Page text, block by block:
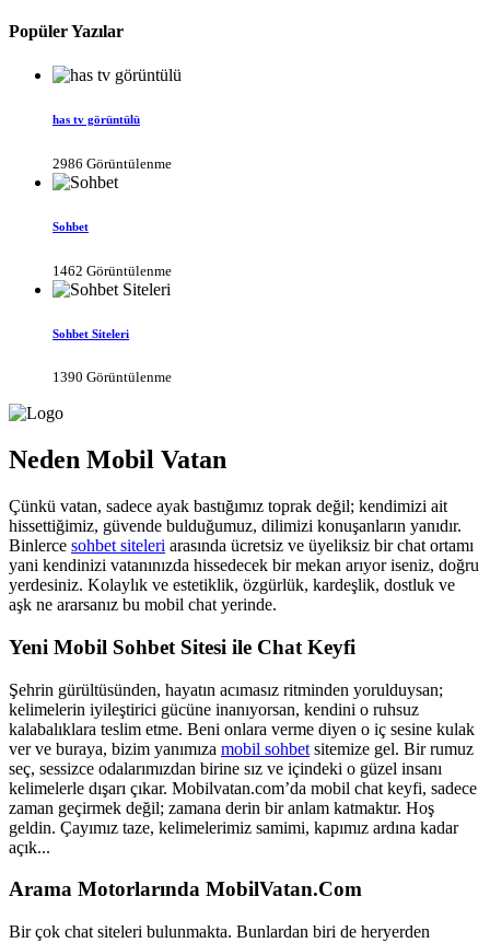
Popüler Yazılar
has tv görüntülü
2986 Görüntülenme
Sohbet
1462 Görüntülenme
Sohbet Siteleri
1390 Görüntülenme
Neden Mobil Vatan
Çünkü vatan, sadece ayak bastığımız toprak değil; kendimizi ait
hissettiğimiz, güvende bulduğumuz, dilimizi konuşanların yanıdır.
Binlerce sohbet siteleri arasında ücretsiz ve üyeliksiz bir chat ortamı
yani kendinizi vatanınızda hissedecek bir mekan arıyor iseniz, doğru
yerdesiniz. Kolaylık ve estetiklik, özgürlük, kardeşlik, dostluk ve
aşk ne ararsanız bu mobil chat yerinde.
Yeni Mobil Sohbet Sitesi ile Chat Keyfi
Şehrin gürültüsünden, hayatın acımasız ritminden yorulduysan;
kelimelerin iyileştirici gücüne inanıyorsan, kendini o ruhsuz
kalabalıklara teslim etme. Beni onlara verme diyen o iç sesine kulak
ver ve buraya, bizim yanımıza mobil sohbet sitemize gel. Bir rumuz
seç, sessizce odalarımızdan birine sız ve içindeki o güzel insanı
kelimelerle dışarı çıkar. Mobilvatan.com’da mobil chat keyfi, sadece
zaman geçirmek değil; zamana derin bir anlam katmaktır. Hoş
geldin. Çayımız taze, kelimelerimiz samimi, kapımız ardına kadar
açık...
Arama Motorlarında MobilVatan.Com
Bir çok chat siteleri bulunmakta. Bunlardan biri de heryerden